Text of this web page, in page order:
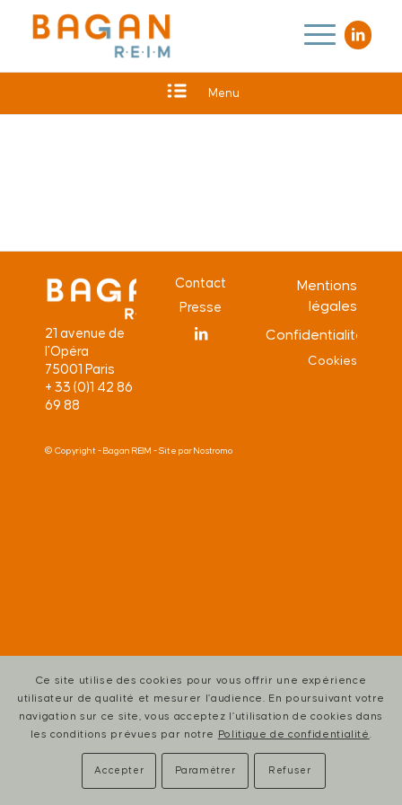
Menu
21 avenue de
l’Opéra
75001 Paris
+ 33 (0)1 42 86
69 88
Contact
Presse
Mentions
légales
Confidentialité
Cookies
© Copyright - Bagan REIM - Site par Nostromo
Ce site utilise des cookies pour vous offrir une expérience
utilisateur de qualité et mesurer l’audience. En poursuivant votre
navigation sur ce site, vous acceptez l’utilisation de cookies dans
les conditions prévues par notre Politique de confidentialité.
Accepter Paramétrer Refuser